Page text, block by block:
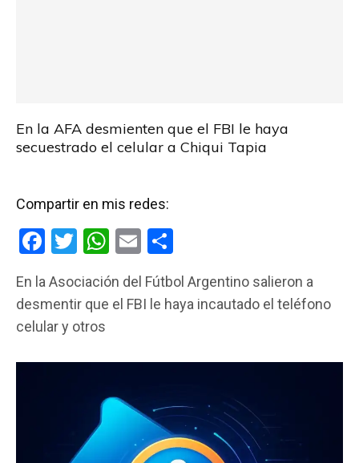
En la AFA desmienten que el FBI le haya
secuestrado el celular a Chiqui Tapia
Compartir en mis redes:
F
ce
b
o
T
tt
er
W
at
s
p
p
E
ail m
p
tir
En la Asociación del Fútbol Argentino salieron a
desmentir que el FBI le haya incautado el teléfono
celular y otros